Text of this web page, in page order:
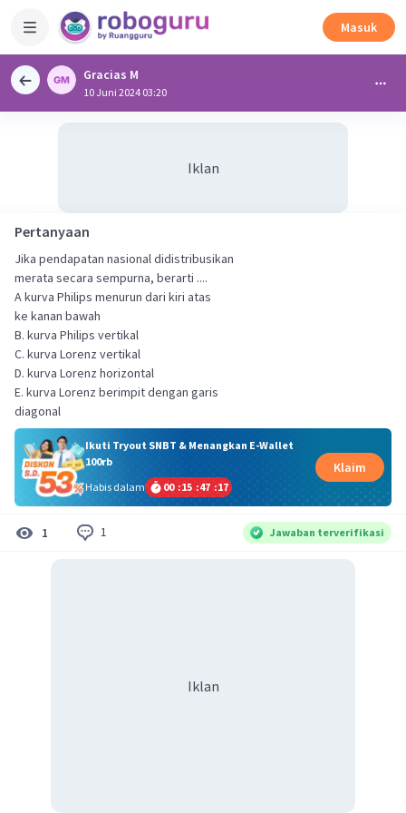
Masuk
Gracias M
10 Juni 2024 03:20
Iklan
Pertanyaan
Jika pendapatan nasional didistribusikan
merata secara sempurna, berarti ....
A kurva Philips menurun dari kiri atas
ke kanan bawah
B. kurva Philips vertikal
C. kurva Lorenz vertikal
D. kurva Lorenz horizontal
E. kurva Lorenz berimpit dengan garis
diagonal
Ikuti Tryout SNBT & Menangkan E-Wallet
100rb
Habis dalam
00 :15 :47 :17
Klaim
1 1 Jawaban terverifikasi
Iklan